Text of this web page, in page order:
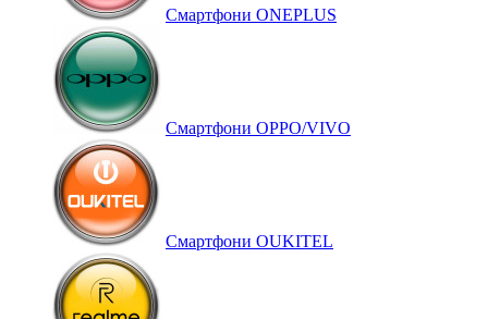
Смартфони ONEPLUS
Смартфони OPPO/VIVO
Смартфони OUKITEL